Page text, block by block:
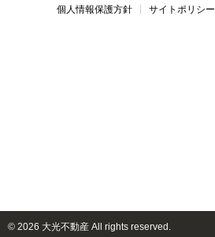
個人情報保護方針 サイトポリシー
© 2026 大光不動産 All rights reserved.